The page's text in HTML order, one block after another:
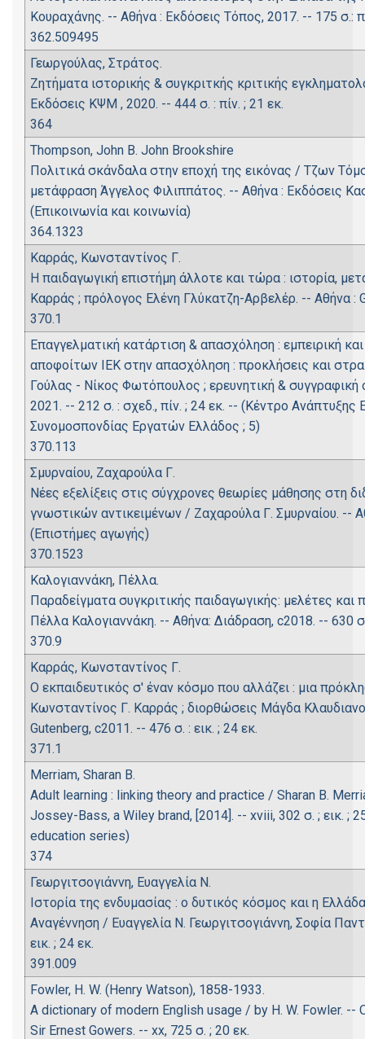
Κουραχάνης. -- Αθήνα : Εκδόσεις Τόπος, 2017. -- 175 σ.:
362.509495
Γεωργούλας, Στράτος.
Ζητήματα ιστορικής & συγκριτκής κριτικής
Εκδόσεις ΚΨΜ , 2020. -- 444 σ. : πίν. ; 21 εκ.
364
Thompson, John B. John Brookshire
Πολιτικά σκάνδαλα στην εποχή της εικόνας / Τζων
μετάφραση Άγγελος Φιλιππάτος. -- Αθήνα : Εκδόσεις
(Επικοινωνία και κοινωνία)
364.1323
Καρράς, Κωνσταντίνος Γ.
Η παιδαγωγική επιστήμη άλλοτε και τώρα : ιστορία,
Καρράς ; πρόλογος Ελένη Γλύκατζη-Αρβελέρ. -- Αθήνα :
370.1
Επαγγελματική κατάρτιση & απασχόληση : εμπειρική
αποφοίτων ΙΕΚ στην απασχόληση : προκλήσεις και
Γούλας - Νίκος Φωτόπουλος ; ερευνητική &
2021. -- 212 σ. : σχεδ., πίν. ; 24 εκ. -- (Κέντρο Ανάπτυξης
Συνομοσπονδίας Εργατών Ελλάδος ; 5)
370.113
Σμυρναίου, Ζαχαρούλα Γ.
Νέες εξελίξεις στις σύγχρονες θεωρίες μάθησης στη
γνωστικών αντικειμένων / Ζαχαρούλα Γ. Σμυρναίου. --
(Επιστήμες αγωγής)
370.1523
Καλογιαννάκη, Πέλλα.
Παραδείγματα συγκριτικής παιδαγωγικής: μελέτες
Πέλλα Καλογιαννάκη. -- Αθήνα: Διάδραση, c2018. -- 630
370.9
Καρράς, Κωνσταντίνος Γ.
Ο εκπαιδευτικός σ' έναν κόσμο που αλλάζει : μια
Κωνσταντίνος Γ. Καρράς ; διορθώσεις Μάγδα
Gutenberg, c2011. -- 476 σ. : εικ. ; 24 εκ.
371.1
Merriam, Sharan B.
Adult learning : linking theory and practice / Sharan B.
Jossey-Bass, a Wiley brand, [2014]. -- xviii, 302 σ. ; εικ. ;
education series)
374
Γεωργιτσογιάννη, Ευαγγελία Ν.
Ιστορία της ενδυμασίας : ο δυτικός κόσμος και η
Αναγέννηση / Ευαγγελία Ν. Γεωργιτσογιάννη, Σοφία
εικ. ; 24 εκ.
391.009
Fowler, H. W. (Henry Watson), 1858-1933.
A dictionary of modern English usage / by H. W. Fowler. --
Sir Ernest Gowers. -- xx, 725 σ. ; 20 εκ.